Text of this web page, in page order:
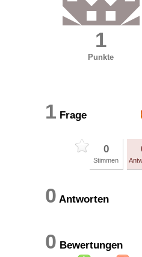
1
Punkte
1 Frage
0
Stimmen
0
0